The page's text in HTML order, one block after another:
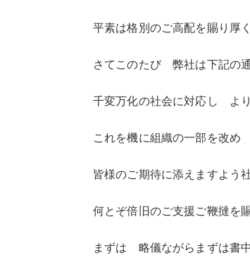
平素は格別のご高配を賜り厚
さてこのたび 弊社は下記の
千変万化の社会に対応し よ
これを機に組織の一部を改め
皆様のご期待に添えますよう
何とぞ倍旧のご支援ご鞭撻を
まずは 略儀ながらまずは書